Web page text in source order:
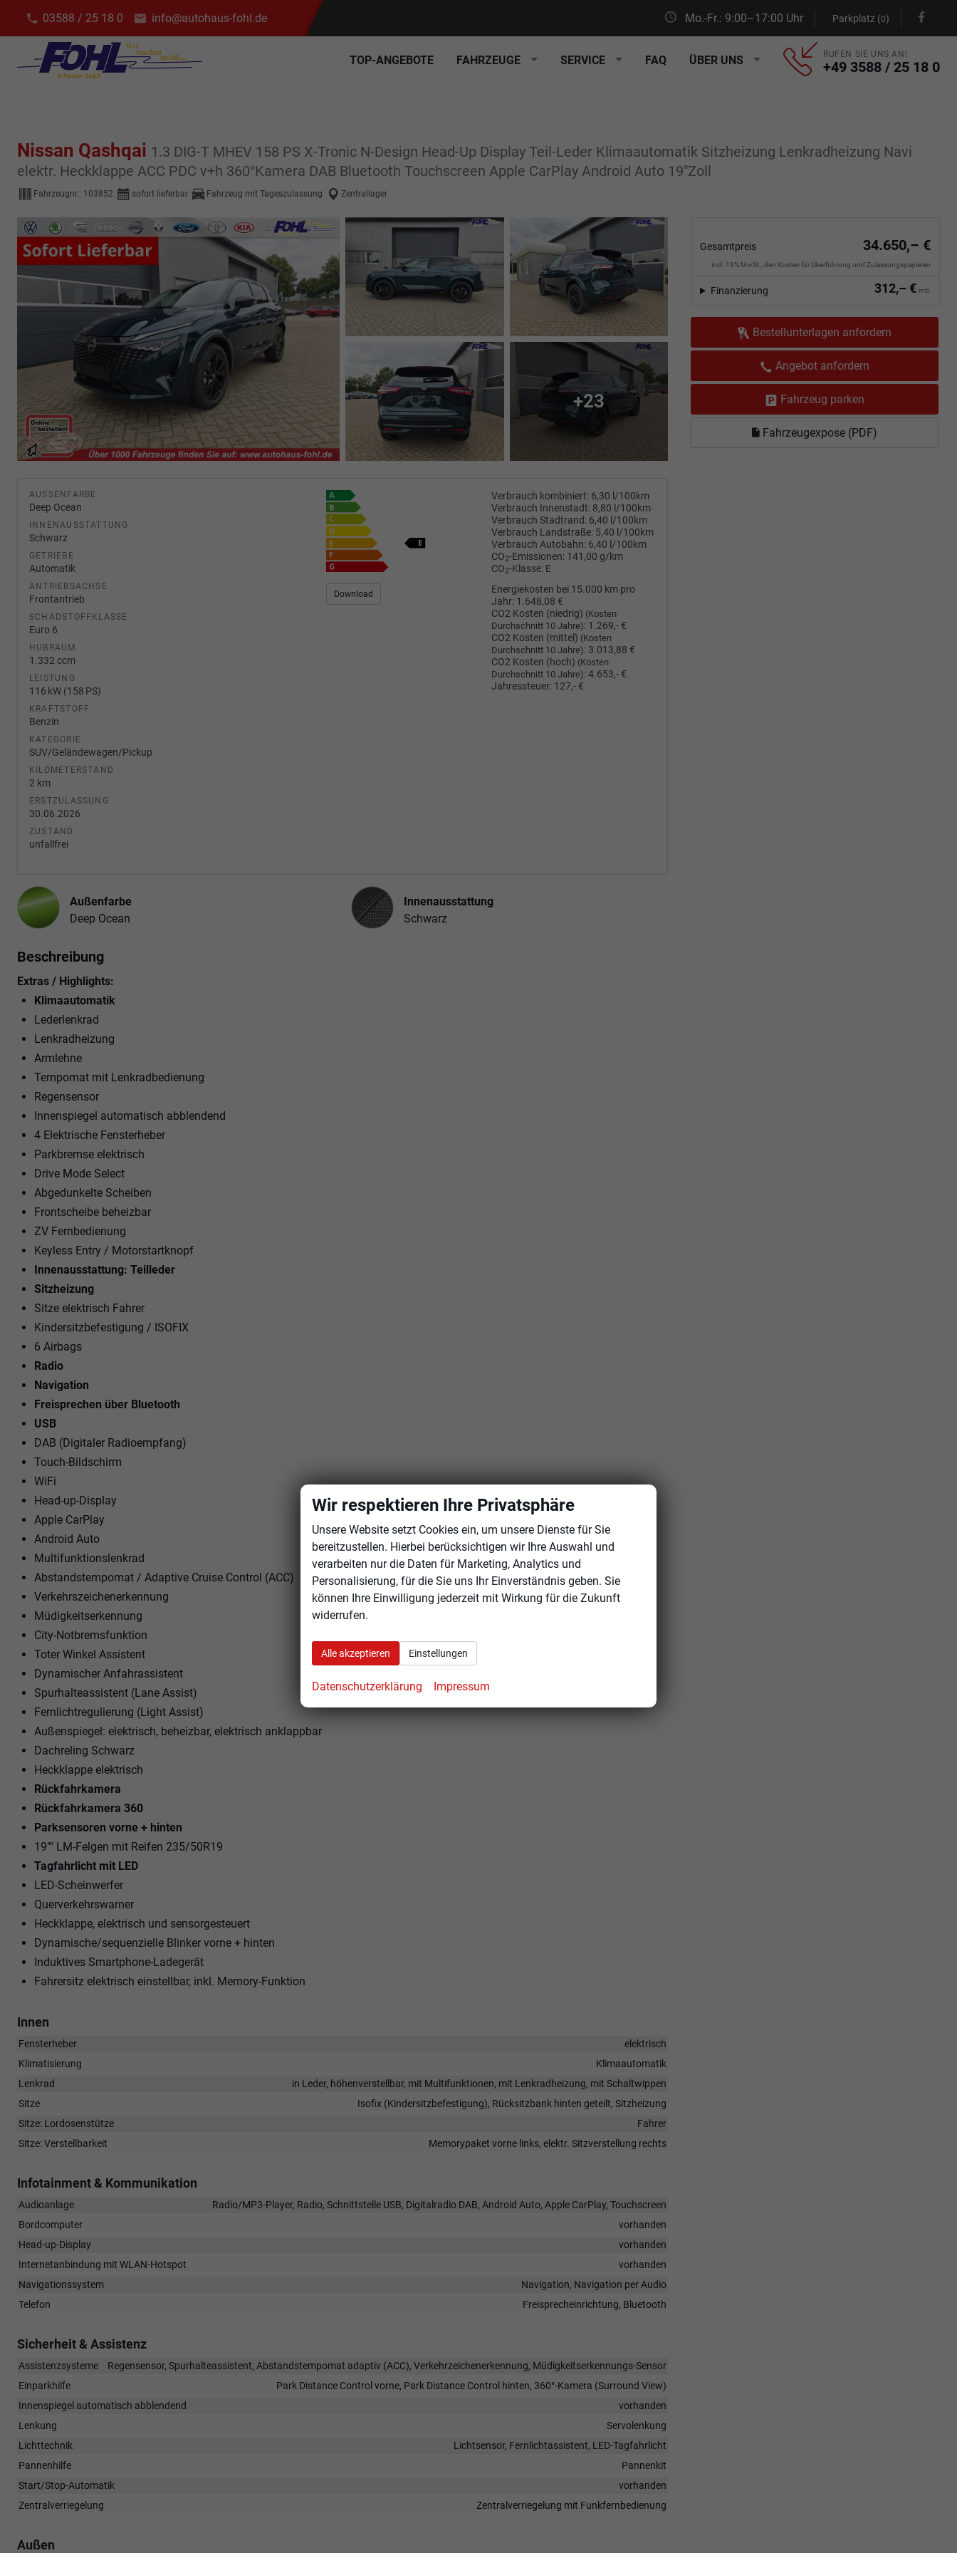
03588 / 25 18 0 info@autohaus-fohl.de Mo.-Fr.: 9:00–17:00 Uhr Parkplatz (0)
TOP-ANGEBOTE FAHRZEUGE SERVICE FAQ ÜBER UNS RUFEN SIE UNS AN!
+49 3588 / 25 18 0
Nissan Qashqai 1.3 DIG-T MHEV 158 PS X-Tronic N-Design Head-Up Display Teil-Leder Klimaautomatik Sitzheizung Lenkradheizung Navi
elektr. Heckklappe ACC PDC v+h 360°Kamera DAB Bluetooth Touchscreen Apple CarPlay Android Auto 19"Zoll
Fahrzeugnr.: 103852 sofort lieferbar Fahrzeug mit Tageszulassung Zentrallager
Gesamtpreis 34.650,– €
incl. 19% MwSt., den Kosten für Überführung und Zulassungspapieren
312,– € mtl.
Finanzierung
Bestellunterlagen anfordern
Angebot anfordern
Fahrzeug parken
Fahrzeugexpose (PDF)
+23
AUSSENFARBE
Deep Ocean
INNENAUSSTATTUNG
Schwarz
GETRIEBE
Automatik
ANTRIEBSACHSE
Frontantrieb
SCHADSTOFFKLASSE
Euro 6
HUBRAUM
1.332 ccm
LEISTUNG
116 kW (158 PS)
KRAFTSTOFF
Benzin
KATEGORIE
SUV/Geländewagen/Pickup
KILOMETERSTAND
2 km
ERSTZULASSUNG
30.06.2026
ZUSTAND
unfallfrei
Verbrauch kombiniert: 6,30 l/100km
Verbrauch Innenstadt: 8,80 l/100km
Verbrauch Stadtrand: 6,40 l/100km
Verbrauch Landstraße: 5,40 l/100km
Verbrauch Autobahn: 6,40 l/100km
CO2-Emissionen: 141,00 g/km
CO2-Klasse: E
Download
Energiekosten bei 15.000 km pro
Jahr: 1.648,08 €
CO2 Kosten (niedrig) (Kosten
Durchschnitt 10 Jahre): 1.269,- €
CO2 Kosten (mittel) (Kosten
Durchschnitt 10 Jahre): 3.013,88 €
CO2 Kosten (hoch) (Kosten
Durchschnitt 10 Jahre):4.653,- €
Jahressteuer: 127,- €
Außenfarbe
Deep Ocean
Innenausstattung
Innenausstattung
Schwarz
Beschreibung
Extras / Highlights:
Klimaautomatik
Lederlenkrad
Lenkradheizung
Armlehne
Tempomat mit Lenkradbedienung
Regensensor
Innenspiegel automatisch abblendend
4 Elektrische Fensterheber
Parkbremse elektrisch
Drive Mode Select
Abgedunkelte Scheiben
Frontscheibe beheizbar
ZV Fernbedienung
Keyless Entry / Motorstartknopf
Innenausstattung: Teilleder
Sitzheizung
Sitze elektrisch Fahrer
Kindersitzbefestigung / ISOFIX
6 Airbags
Radio
Navigation
Freisprechen über Bluetooth
USB
DAB (Digitaler Radioempfang)
Touch-Bildschirm
WiFi
Head-up-Display
Apple CarPlay
Android Auto
Multifunktionslenkrad
Abstandstempomat / Adaptive Cruise Control (ACC)
Verkehrszeichenerkennung
Müdigkeitserkennung
City-Notbremsfunktion
Toter Winkel Assistent
Dynamischer Anfahrassistent
Spurhalteassistent (Lane Assist)
Fernlichtregulierung (Light Assist)
Außenspiegel: elektrisch, beheizbar, elektrisch anklappbar
Dachreling Schwarz
Heckklappe elektrisch
Rückfahrkamera
Rückfahrkamera 360
Parksensoren vorne + hinten
19"" LM-Felgen mit Reifen 235/50R19
Tagfahrlicht mit LED
LED-Scheinwerfer
Querverkehrswarner
Heckklappe, elektrisch und sensorgesteuert
Dynamische/sequenzielle Blinker vorne + hinten
Induktives Smartphone-Ladegerät
Fahrersitz elektrisch einstellbar, inkl. Memory-Funktion
Innen
Fensterheber
elektrisch
Klimatisierung
Klimaautomatik
Lenkrad
in Leder, höhenverstellbar, mit Multifunktionen, mit Lenkradheizung, mit Schaltwippen
Sitze
Isofix (Kindersitzbefestigung), Rücksitzbank hinten geteilt, Sitzheizung
Sitze: Lordosenstütze
Fahrer
Sitze: Verstellbarkeit
Memorypaket vorne links, elektr. Sitzverstellung rechts
Infotainment & Kommunikation
Audioanlage
Radio/MP3-Player, Radio, Schnittstelle USB, Digitalradio DAB, Android Auto, Apple CarPlay, Touchscreen
Bordcomputer
vorhanden
Head-up-Display
vorhanden
Internetanbindung mit WLAN-Hotspot
vorhanden
Navigationssystem
Navigation, Navigation per Audio
Telefon
Freisprecheinrichtung, Bluetooth
Sicherheit & Assistenz
Assistenzsysteme
Regensensor, Spurhalteassistent, Abstandstempomat adaptiv (ACC), Verkehrzeichenerkennung, Müdigkeitserkennungs-Sensor
Einparkhilfe
Park Distance Control vorne, Park Distance Control hinten, 360°-Kamera (Surround View)
Innenspiegel automatisch abblendend
vorhanden
Lenkung
Servolenkung
Lichttechnik
Lichtsensor, Fernlichtassistent, LED-Tagfahrlicht
Pannenhilfe
Pannenkit
Start/Stop-Automatik
vorhanden
Zentralverriegelung
Zentralverriegelung mit Funkfernbedienung
Außen
Wir respektieren Ihre Privatsphäre
Unsere Website setzt Cookies ein, um unsere Dienste für Sie
bereitzustellen. Hierbei berücksichtigen wir Ihre Auswahl und
verarbeiten nur die Daten für Marketing, Analytics und
Personalisierung, für die Sie uns Ihr Einverständnis geben. Sie
können Ihre Einwilligung jederzeit mit Wirkung für die Zukunft
widerrufen.
Alle akzeptieren Einstellungen
Datenschutzerklärung Impressum